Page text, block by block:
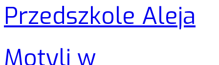
Przedszkole Aleja
Motyli w